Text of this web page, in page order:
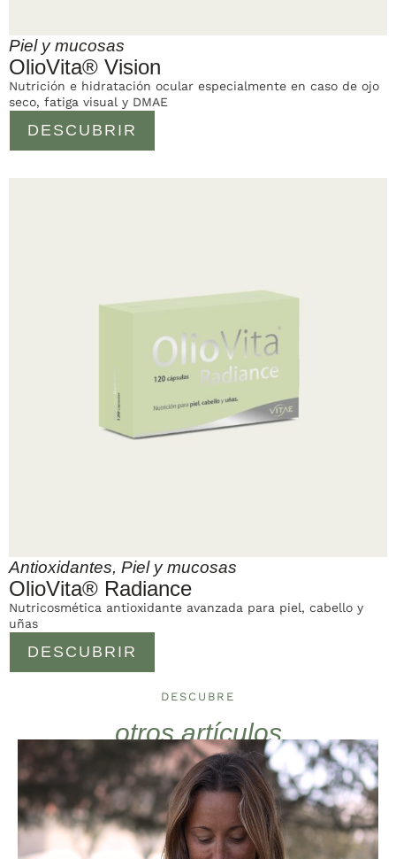
Piel y mucosas
OlioVita® Vision
DESCUBRIR
Nutrición e hidratación ocular especialmente en caso de ojo
seco, fatiga visual y DMAE
Antioxidantes, Piel y mucosas
OlioVita® Radiance
DESCUBRIR
Nutricosmética antioxidante avanzada para piel, cabello y
uñas
DESCUBRE
otros artículos